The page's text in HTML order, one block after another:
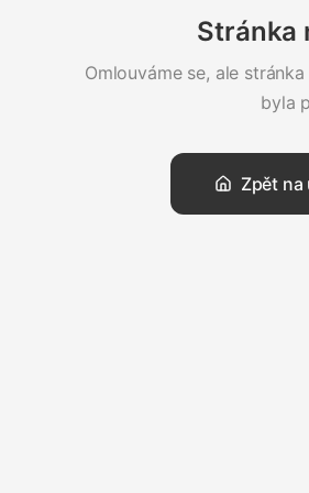
Stránka
Omlouváme se, ale
byla
Zpět